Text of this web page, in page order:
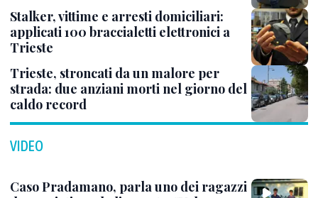
Stalker, vittime e arresti domiciliari:
applicati 100 braccialetti elettronici a
Trieste
Trieste, stroncati da un malore per
strada: due anziani morti nel giorno del
caldo record
VIDEO
Caso Pradamano, parla uno dei ragazzi